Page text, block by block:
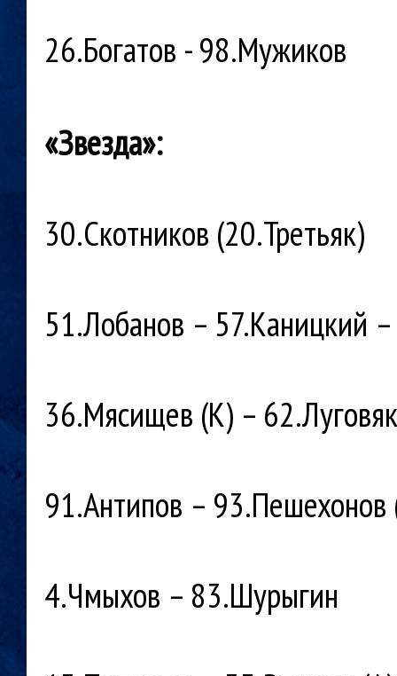
26.Богатов - 98.Мужиков
«Звезда»:
30.Скотников (20.Третьяк)
51.Лобанов – 57.Каницкий
36.Мясищев (К) – 62.Луговяк
91.Антипов –
4.Чмыхов – 83.Шурыгин